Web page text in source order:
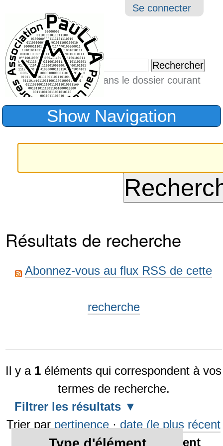
Outils
Se connecter
Chercher par
Seulement dans le dossier courant
Recherche
Show Navigation
Résultats de recherche
Abonnez-vous au flux RSS de cette
recherche
Il y a 1 éléments qui correspondent à vos
termes de recherche.
Filtrer les résultats
Trier par pertinence · date (le plus récent
en premier) · alphabétiquement